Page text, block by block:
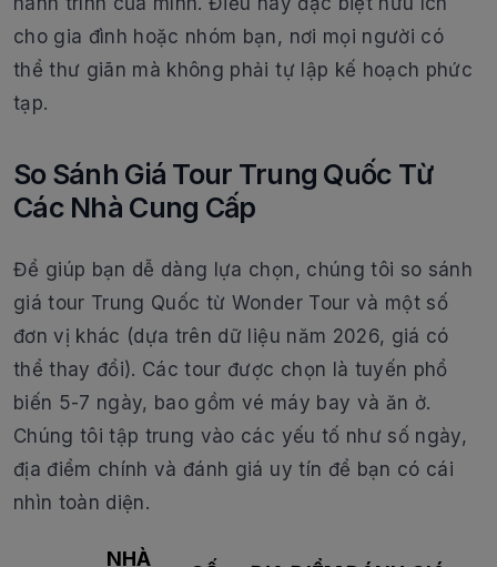
cho gia đình hoặc nhóm bạn, nơi mọi người có
thể thư giãn mà không phải tự lập kế hoạch phức
tạp.
So Sánh Giá Tour Trung Quốc Từ
Các Nhà Cung Cấp
Để giúp bạn dễ dàng lựa chọn, chúng tôi so sánh
giá tour Trung Quốc từ Wonder Tour và một số
đơn vị khác (dựa trên dữ liệu năm 2026, giá có
thể thay đổi). Các tour được chọn là tuyến phổ
biến 5-7 ngày, bao gồm vé máy bay và ăn ở.
Chúng tôi tập trung vào các yếu tố như số ngày,
địa điểm chính và đánh giá uy tín để bạn có cái
nhìn toàn diện.
NHÀ